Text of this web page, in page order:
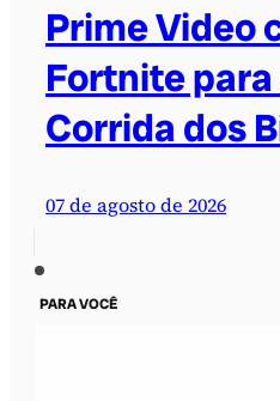
Prime Video
Fortnite
Corrida dos
07 de agosto de 2026
PARA VOCÊ